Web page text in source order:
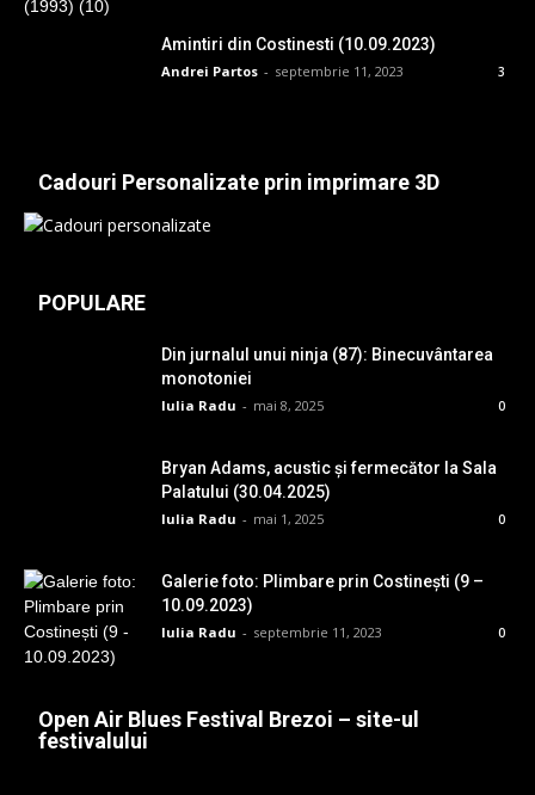
Amintiri din Costinesti (10.09.2023)
Andrei Partos - septembrie 11, 2023 3
Cadouri Personalizate prin imprimare 3D
POPULARE
Din jurnalul unui ninja (87): Binecuvântarea
monotoniei
Iulia Radu - mai 8, 2025 0
Bryan Adams, acustic și fermecător la Sala
Palatului (30.04.2025)
Iulia Radu - mai 1, 2025 0
Galerie foto: Plimbare prin Costinești (9 –
10.09.2023)
Iulia Radu - septembrie 11, 2023 0
Open Air Blues Festival Brezoi – site-ul
festivalului